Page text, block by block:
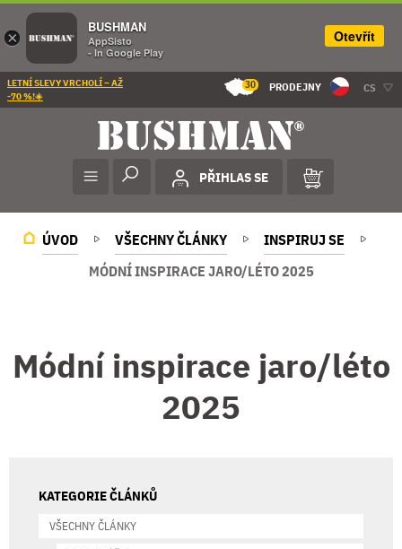
LETNÍ SLEVY VRCHOLÍ – AŽ
-70 %!☀️
30 PRODEJNY CS
PŘIHLAS SE
ÚVOD VŠECHNY ČLÁNKY
INSPIRUJ SE
MÓDNÍ INSPIRACE JARO/LÉTO 2025
Módní inspirace jaro/léto
2025
KATEGORIE ČLÁNKŮ
VŠECHNY ČLÁNKY
×
BUSHMAN
AppSisto
- In Google Play
Otevřít